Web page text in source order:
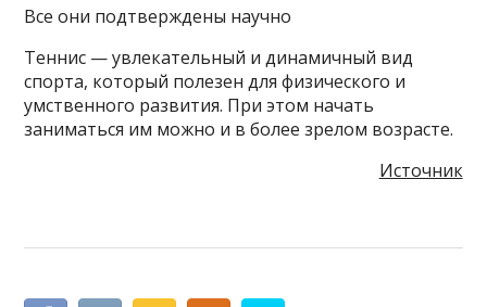
Все они подтверждены научно
Теннис — увлекательный и динамичный вид
спорта, который полезен для физического и
умственного развития. При этом начать
заниматься им можно и в более зрелом возрасте.
Источник